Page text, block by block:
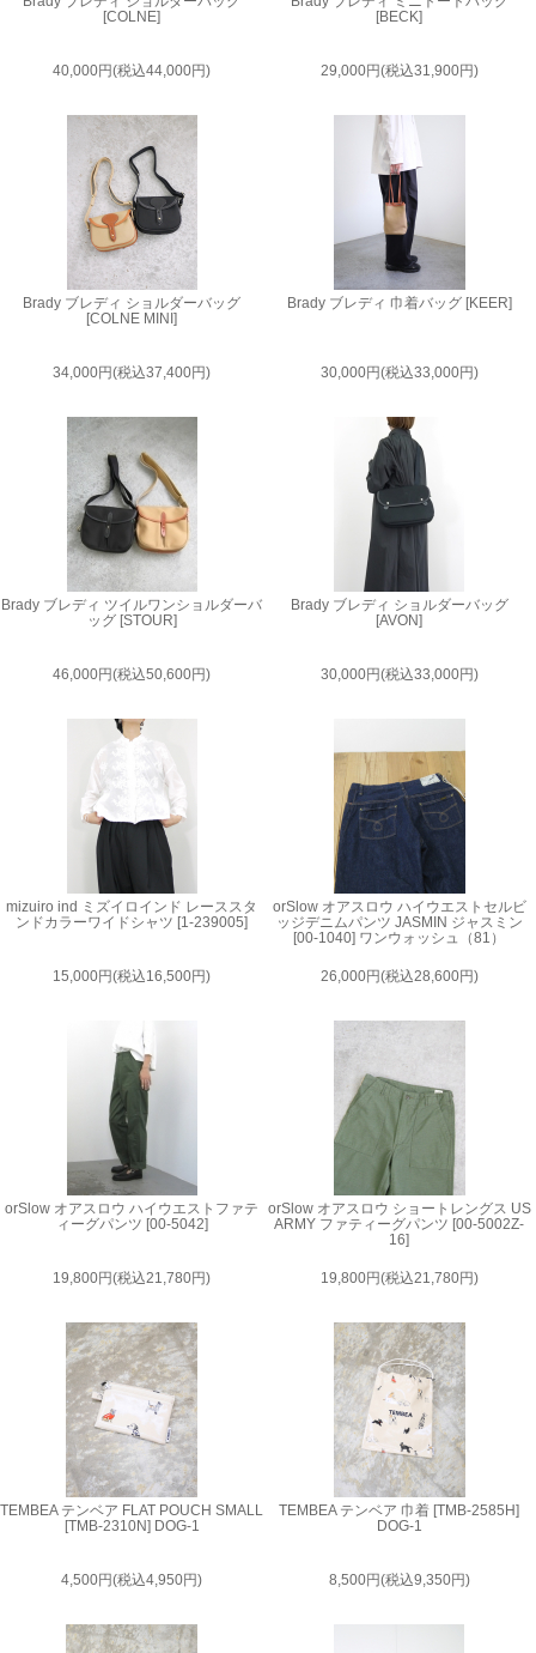
[COLNE]
40,000円(税込44,000円)
[BECK]
29,000円(税込31,900円)
Brady ブレディ ショルダーバッグ
[COLNE MINI]
34,000円(税込37,400円)
Brady ブレディ 巾着バッグ [KEER]
30,000円(税込33,000円)
Brady ブレディ ツイルワンショルダーバ
ッグ [STOUR]
46,000円(税込50,600円)
Brady ブレディ ショルダーバッグ
[AVON]
30,000円(税込33,000円)
mizuiro ind ミズイロインド レーススタ
ンドカラーワイドシャツ [1-239005]
15,000円(税込16,500円)
orSlow オアスロウ ハイウエストセルビ
ッジデニムパンツ JASMIN ジャスミン
[00-1040] ワンウォッシュ（81）
26,000円(税込28,600円)
orSlow オアスロウ ハイウエストファテ
ィーグパンツ [00-5042]
19,800円(税込21,780円)
orSlow オアスロウ ショートレングス US
ARMY ファティーグパンツ [00-5002Z-
16]
19,800円(税込21,780円)
TEMBEA テンベア FLAT POUCH SMALL
[TMB-2310N] DOG-1
4,500円(税込4,950円)
TEMBEA テンベア 巾着 [TMB-2585H]
DOG-1
8,500円(税込9,350円)